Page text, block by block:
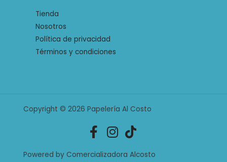
Tienda
Nosotros
Política de privacidad
Términos y condiciones
Copyright © 2026 Papelería Al Costo
Powered by Comercializadora Alcosto